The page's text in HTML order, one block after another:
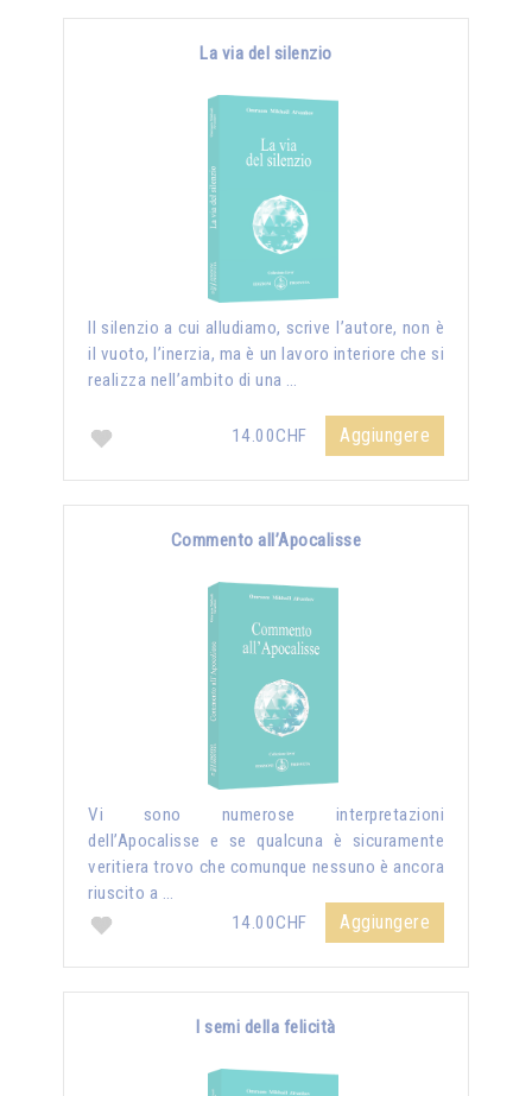
La via del silenzio
II silenzio a cui alludiamo, scrive l’autore, non è
il vuoto, l’inerzia, ma è un lavoro interiore che si
realizza nell’ambito di una …
14.00CHF Aggiungere
Commento all’Apocalisse
Vi sono numerose interpretazioni
dell’Apocalisse e se qualcuna è sicuramente
veritiera trovo che comunque nessuno è ancora
riuscito a …
14.00CHF
Aggiungere
I semi della felicità